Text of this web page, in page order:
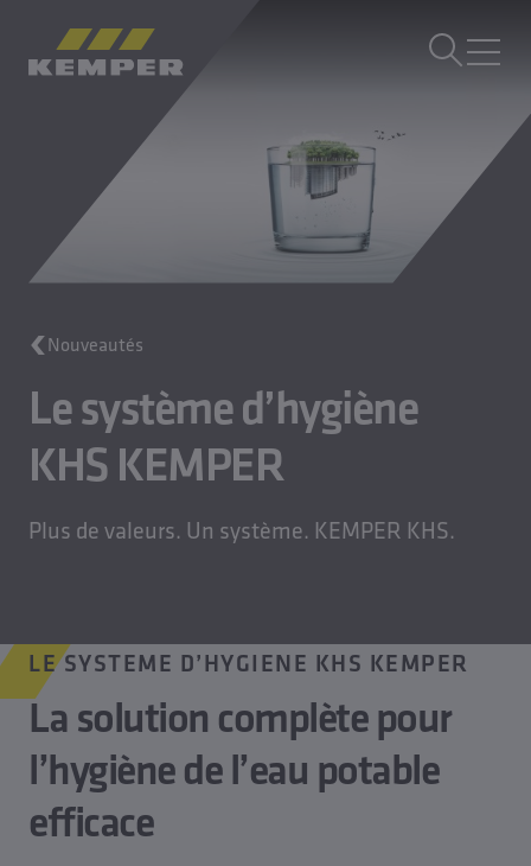
Technique du bâtiment
Moulages
Produits laminés
Entreprise
FR| CH sélecteur de langue
Nouveautés
Le système d’hygiène
KHS KEMPER
Plus de valeurs. Un système. KEMPER KHS.
LE SYSTEME D’HYGIENE KHS KEMPER
La solution complète pour
l’hygiène de l’eau potable
efficace